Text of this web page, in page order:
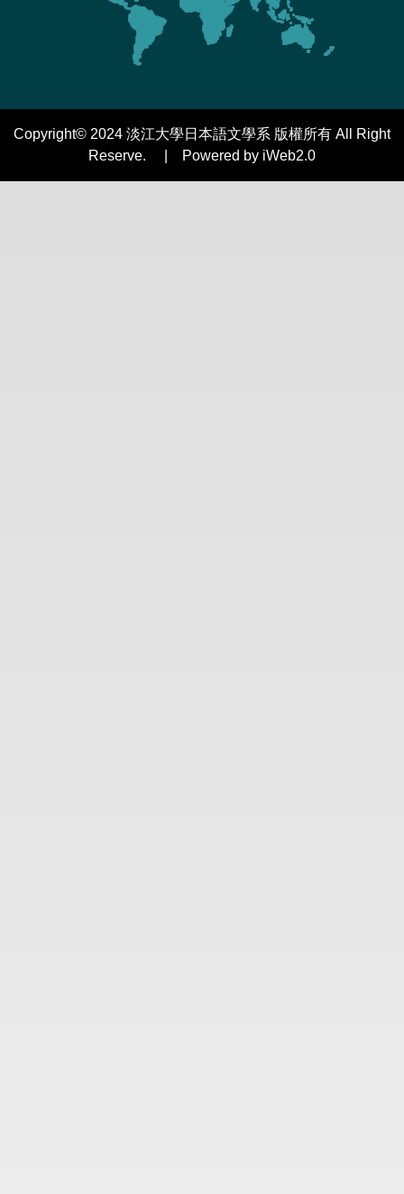
Copyright© 2024 淡江大學日本語文學系 版權所有 All Right
Reserve. | Powered by iWeb2.0